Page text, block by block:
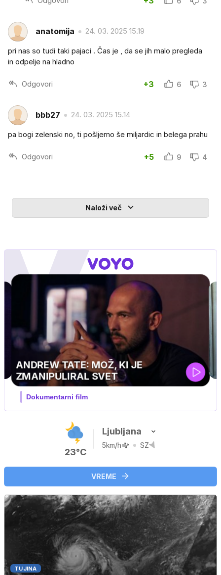
anatomija 24. 03. 2025 15.19
pri nas so tudi taki pajaci . Čas je , da se jih malo pregleda
in odpelje na hladno
Odgovori +3 6 3
bbb27 24. 03. 2025 15.14
pa bogi zelenski no, ti pošljemo še miljardic in belega prahu
Odgovori +5 9 4
Naloži več
MOJ PRIJATELJ PINGVIN
Film meseca / družinski, pustolovski
23°C
Ljubljana
5km/h SZ
VREME
TUJINA